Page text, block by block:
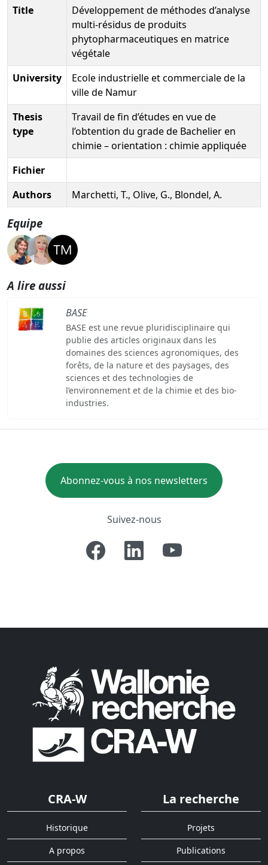
Title
Développement de méthodes d’analyse
multi-résidus de produits
phytopharmaceutiques en matrice
végétale
University
Ecole industrielle et commerciale de la
ville de Namur
Thesis
type
Travail de fin d’études en vue de
l’obtention du grade de Bachelier en
chimie – orientation : chimie appliquée
Fichier
Authors
Marchetti, T., Olive, G., Blondel, A.
Equipe
A lire aussi
BASE
BASE est une revue pluridisciplinaire qui
publie des articles originaux dans les
domaines des sciences agronomiques, des
forêts, de la nature et des paysages, des
sciences et des technologies de
l’environnement et de la chimie et des bio-
industries.
Abonnez-vous à nos newsletters
Suivez-nous
CRA-W
Historique
A propos
La recherche
Projets
Publications